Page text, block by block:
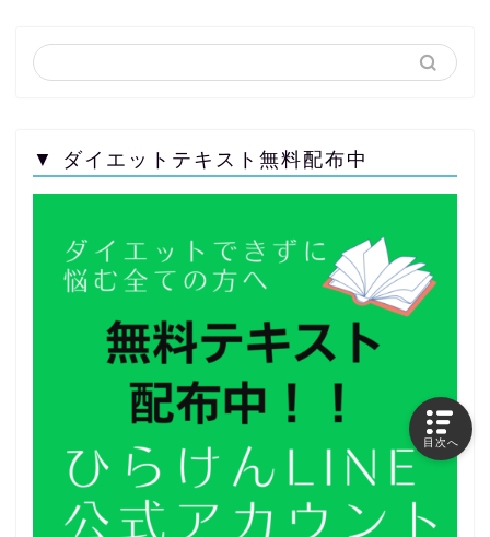
▼ ダイエットテキスト無料配布中
目次へ